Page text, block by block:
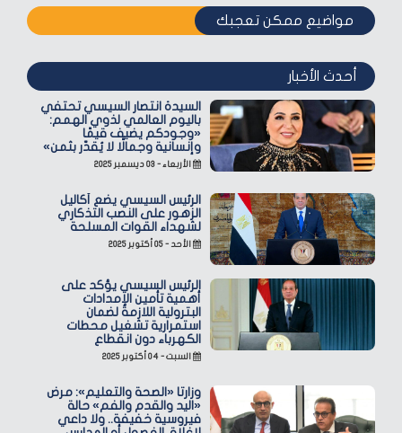
مواضيع ممكن تعجبك
أحدث الأخبار
السيدة انتصار السيسي تحتفي
باليوم العالمي لذوي الهمم:
«وجودكم يضيف قيمًا
وإنسانية وجمالًا لا يُقدّر بثمن»
الأربعاء - ٠٣ ديسمبر ٢٠٢٥
الرئيس السيسي يضع أكاليل
الزهور على النصب التذكاري
لشهداء القوات المسلحة
الأحد - ٠٥ أكتوبر ٢٠٢٥
الرئيس السيسي يؤكد على
أهمية تأمين الإمدادات
البترولية اللازمة لضمان
استمرارية تشغيل محطات
الكهرباء دون انقطاع
السبت - ٠٤ أكتوبر ٢٠٢٥
وزارتا «الصحة والتعليم»: مرض
«اليد والقدم والفم» حالة
فيروسية خفيفة.. ولا داعي